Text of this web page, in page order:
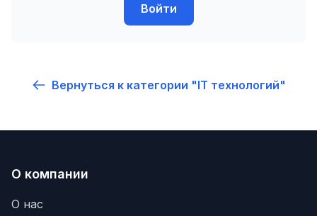
Войти
Вернуться к категории "IT технологий"
О компании
О нас